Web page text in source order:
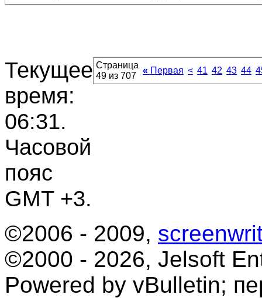
Текущее
время:
06:31.
Часовой
пояс
GMT +3.
Страница
49 из 707
« Первая < 41 42 43 44
©2006 - 2009,
©2000 - 2026, Jelsoft
Powered by vBulletin;